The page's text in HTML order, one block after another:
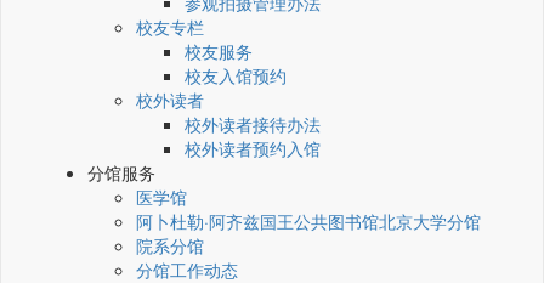
校友专栏
校友服务
校友入馆预约
校外读者
校外读者接待办法
校外读者预约入馆
分馆服务
医学馆
阿卜杜勒·阿齐兹国王公共图书馆北京大学分馆
院系分馆
分馆工作动态